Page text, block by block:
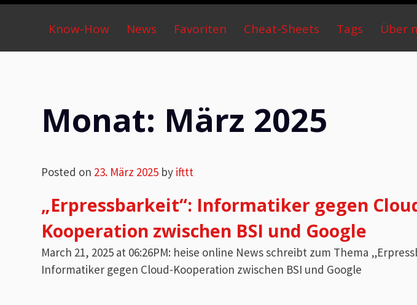
Primary
Menu
Know-How News Favoriten Cheat-Sheets Tags Über
Monat: März 2025
Posted on 23. März 2025 by ifttt
„Erpressbarkeit“: Informatiker gegen
Kooperation zwischen BSI und Google
March 21, 2025 at 06:26PM: heise online News schreibt zum Thema
Informatiker gegen Cloud-Kooperation zwischen BSI und Google